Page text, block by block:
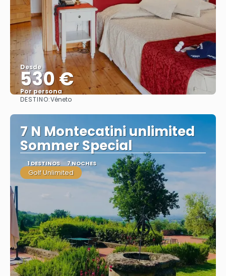
Desde
530 €
Por persona
DESTINO:Véneto
7 N Montecatini unlimited
Sommer Special
1 DESTINOS 7 NOCHES
Golf Unlimited